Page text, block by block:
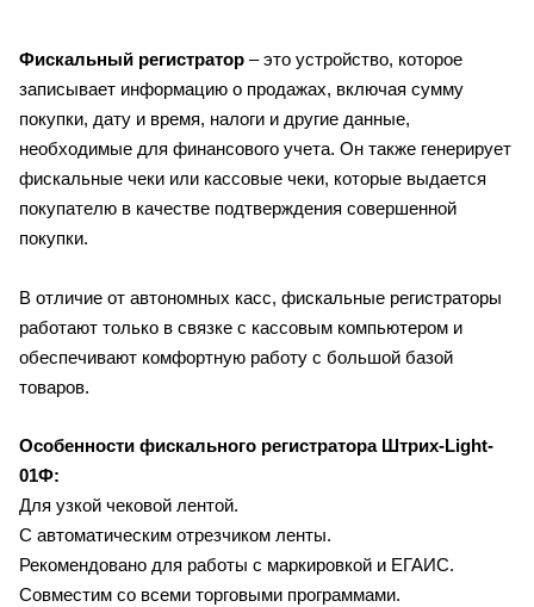
Фискальный регистратор – это устройство, которое
записывает информацию о продажах, включая сумму
покупки, дату и время, налоги и другие данные,
необходимые для финансового учета. Он также генерирует
фискальные чеки или кассовые чеки, которые выдается
покупателю в качестве подтверждения совершенной
покупки.
В отличие от автономных касс, фискальные регистраторы
работают только в связке с кассовым компьютером и
обеспечивают комфортную работу с большой базой
товаров.
Особенности фискального регистратора Штрих-Light-
01Ф:
Для узкой чековой лентой.
С автоматическим отрезчиком ленты.
Рекомендовано для работы с маркировкой и ЕГАИС.
Совместим со всеми торговыми программами.